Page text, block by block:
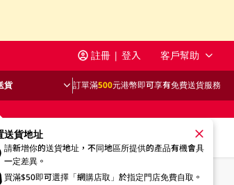
註冊 | 登入 客戶幫助
貨 訂單滿500元港幣即可享有免費送貨服務
送貨地址
請新增你的送貨地址，不同地區所提供的產品有機會具
一定差異。
買滿$50即可選擇「網購店取」於指定門店免費自取。